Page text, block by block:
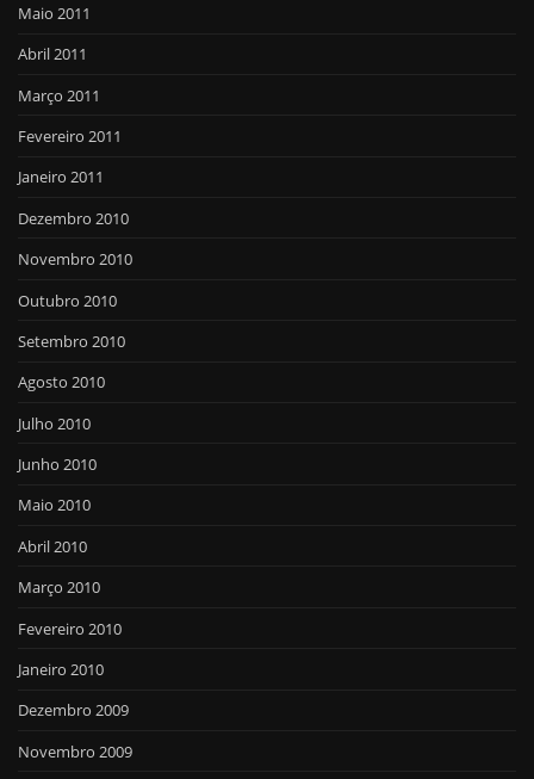
Maio 2011
Abril 2011
Março 2011
Fevereiro 2011
Janeiro 2011
Dezembro 2010
Novembro 2010
Outubro 2010
Setembro 2010
Agosto 2010
Julho 2010
Junho 2010
Maio 2010
Abril 2010
Março 2010
Fevereiro 2010
Janeiro 2010
Dezembro 2009
Novembro 2009